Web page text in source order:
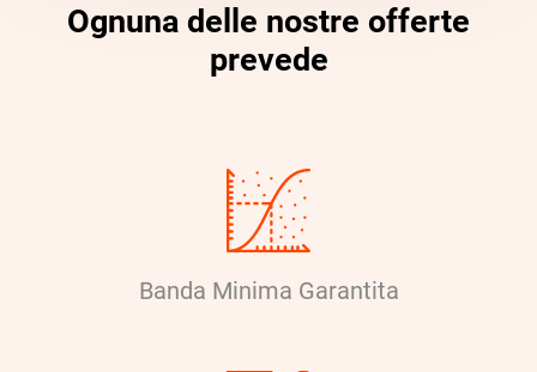
Ognuna delle nostre offerte
prevede
Banda Minima Garantita